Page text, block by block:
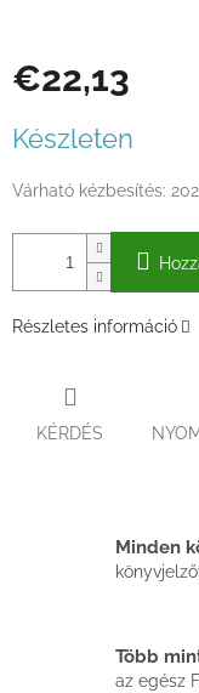
€22,13
Készleten
Várható kézbesítés:
Részletes információ
KÉRDÉS
Minden
Több
az egész